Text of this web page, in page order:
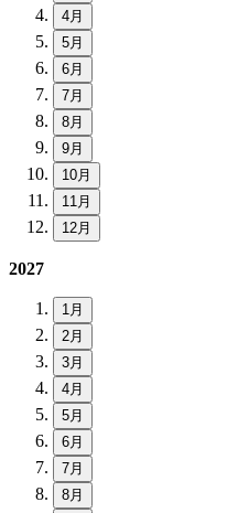
4月
5月
6月
7月
8月
9月
10月
11月
12月
2027
1月
2月
3月
4月
5月
6月
7月
8月